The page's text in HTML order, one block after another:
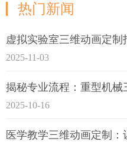
热门新闻
虚拟实验室三维动画定
2025-11-03
揭秘专业流程：重型机械
2025-10-16
医学教学三维动画定制：